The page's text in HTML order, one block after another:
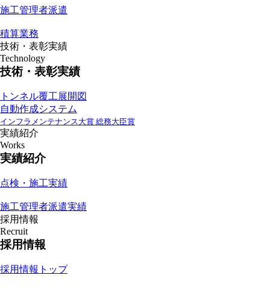
施工管理者派遣
積算業務
技術・表彰実績
Technology
技術・表彰実績
トンネル覆工展開図
自動作成システム
インフラメンテナンス大賞 総務大臣賞
実績紹介
Works
実績紹介
点検・施工実績
施工管理者派遣実績
採用情報
Recruit
採用情報
採用情報トップ